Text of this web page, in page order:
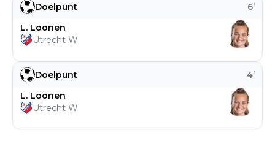
Doelpunt 4’
L. Loonen
Utrecht W
Doelpunt 6’
L. Loonen
Utrecht W